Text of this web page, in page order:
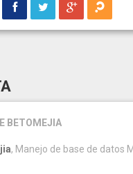
BETOMEJIA
, Manejo de base de datos